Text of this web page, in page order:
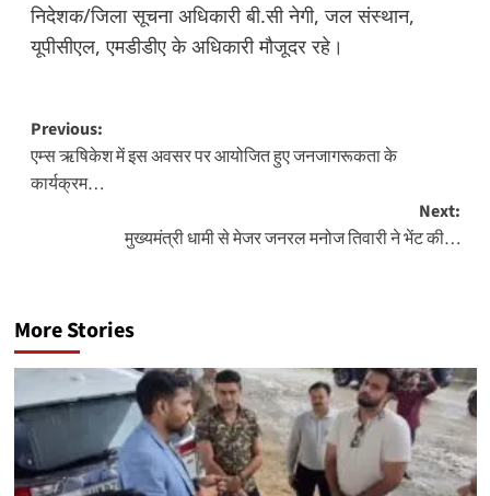
निदेशक/जिला सूचना अधिकारी बी.सी नेगी, जल संस्थान,
यूपीसीएल, एमडीडीए के अधिकारी मौजूदर रहे।
Post
navigation
Previous:
एम्स ऋषिकेश में इस अवसर पर आयोजित हुए जनजागरूकता के
कार्यक्रम…
Next:
मुख्यमंत्री धामी से मेजर जनरल मनोज तिवारी ने भेंट की…
More Stories